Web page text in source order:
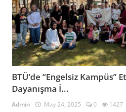
BTÜ’de “Engelsiz Kampüs”
Dayanışma İ...
Admin May 24, 2025 0 1427